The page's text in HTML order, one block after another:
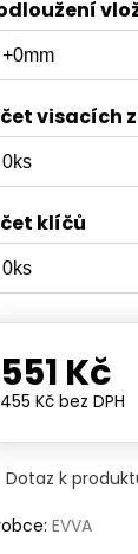
visacích
klíčů
551 Kč
455 Kč bez DPH
Dotaz k
EVVA